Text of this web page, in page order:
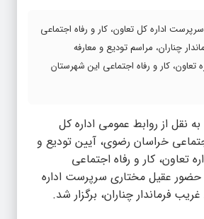
اداره کل تعاون، کار و رفاه اجتماعی
چناران، مراسم تودیع و معارفه
کار و رفاه اجتماعی این شهرستان
به نقل از روابط عمومی اداره کل
خراسان رضوی، آیین تودیع و
تعاون، کار و رفاه اجتماعی
حضور عقیل مختاری سرپرست اداره
فرماندار چناران، برگزار شد.